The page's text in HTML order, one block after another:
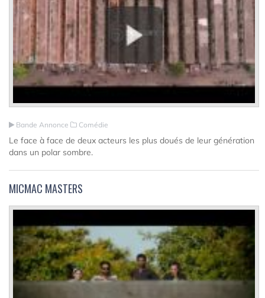
Bande Annonce Comédie
Le face à face de deux acteurs les plus doués de leur génération
dans un polar sombre.
MICMAC MASTERS